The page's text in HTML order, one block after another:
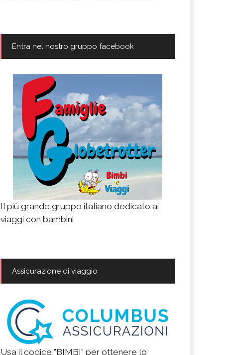
Entra nel nostro gruppo facebook
Il più grande gruppo italiano dedicato ai
viaggi con bambini
Assicurazione di viaggio
Usa il codice "BIMBI" per ottenere lo